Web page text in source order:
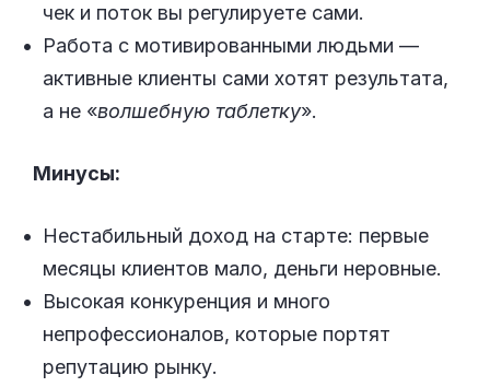
чек и поток вы регулируете сами.
Работа с мотивированными людьми —
активные клиенты сами хотят результата,
а не «волшебную таблетку».
Минусы:
Нестабильный доход на старте: первые
месяцы клиентов мало, деньги неровные.
Высокая конкуренция и много
непрофессионалов, которые портят
репутацию рынку.